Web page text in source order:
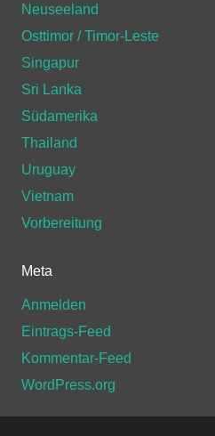
Neuseeland
Osttimor / Timor-Leste
Singapur
Sri Lanka
Südamerika
Thailand
Uruguay
Vietnam
Vorbereitung
Meta
Anmelden
Eintrags-Feed
Kommentar-Feed
WordPress.org